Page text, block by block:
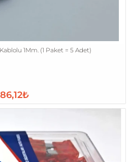
1Mm. (1 Paket = 5 Adet)
86,12₺